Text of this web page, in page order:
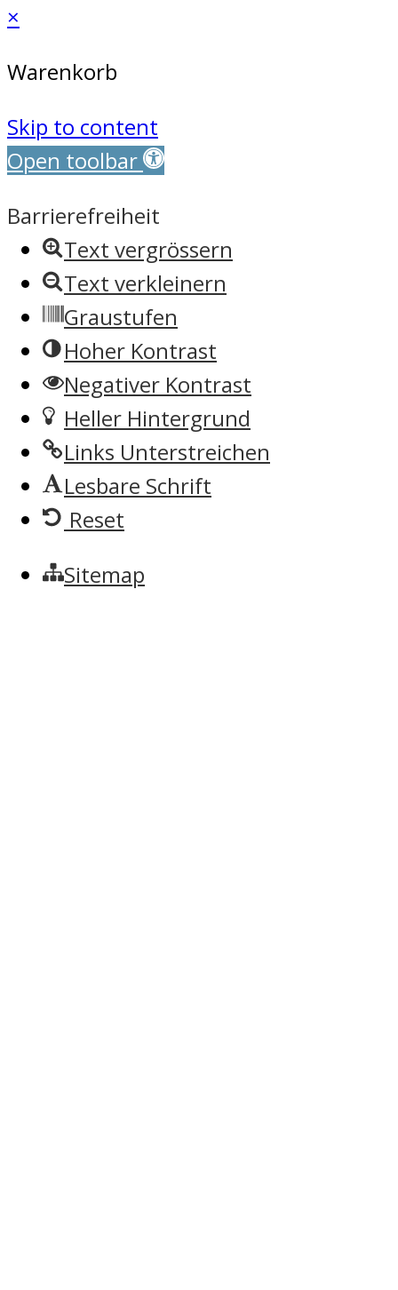
×
Warenkorb
Skip to content
Open toolbar
Barrierefreiheit
Text vergrössern
Text verkleinern
Graustufen
Hoher Kontrast
Negativer Kontrast
Heller Hintergrund
Links Unterstreichen
Lesbare Schrift
Reset
Sitemap